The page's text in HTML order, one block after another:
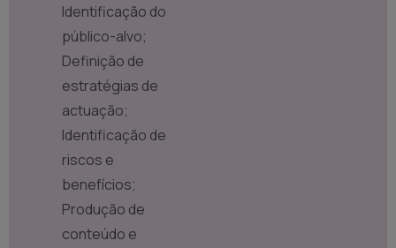
Identificação do
público-alvo;
Definição de
estratégias de
actuação;
Identificação de
riscos e
benefícios;
Produção de
conteúdo e